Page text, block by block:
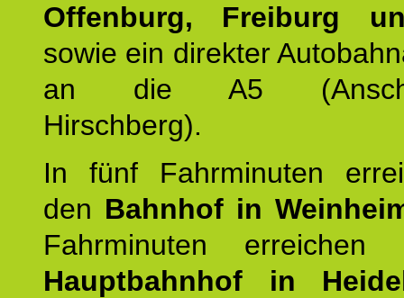
Offenburg, Freiburg
sowie ein direkter
an die A5
Hirschberg).
In fünf Fahrminuten
den Bahnhof in
Fahrminuten
Hauptbahnhof in